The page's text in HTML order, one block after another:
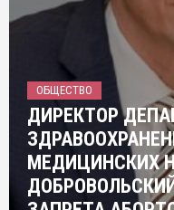
ОБЩЕСТВО
ДИРЕКТОР
МЕДИЦИНСКИХ